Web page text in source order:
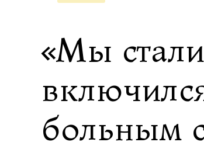
«Мы
больным